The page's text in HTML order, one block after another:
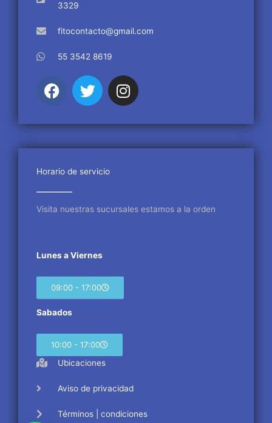
3329
fitocontacto@gmail.com
55 3542 8619
F
a
e
b
o
k
T
w
t
t
r
I
n
t
a
m
Horario de servicio
Visita nuestras sucursales estamos a la orden
Lunes a Viernes
09:00 - 17:00
Sabados
10:00 - 17:00
Ubicaciones
Aviso de privacidad
Términos | condiciones